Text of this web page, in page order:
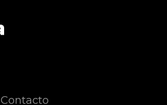
Contacto